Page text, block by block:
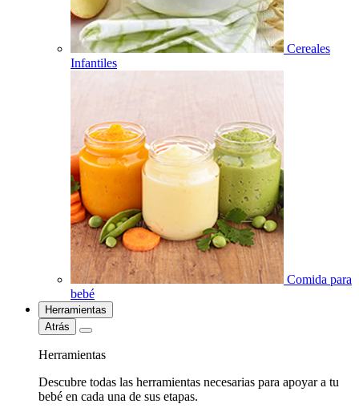
Cereales
Infantiles
Comida para
bebé
Herramientas
Atrás
Herramientas
Descubre todas las herramientas necesarias para apoyar a tu
bebé en cada una de sus etapas.